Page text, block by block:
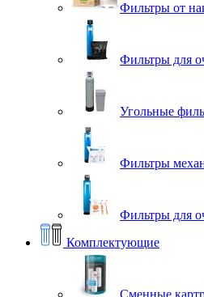
Фильтры от
Фильтры для
Угольные
Фильтры
Фильтры для
Комплектующие
Сменные